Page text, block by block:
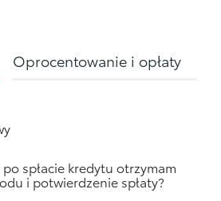
Oprocentowanie i opłaty
spłacie kredytu otrzymam
i potwierdzenie spłaty?